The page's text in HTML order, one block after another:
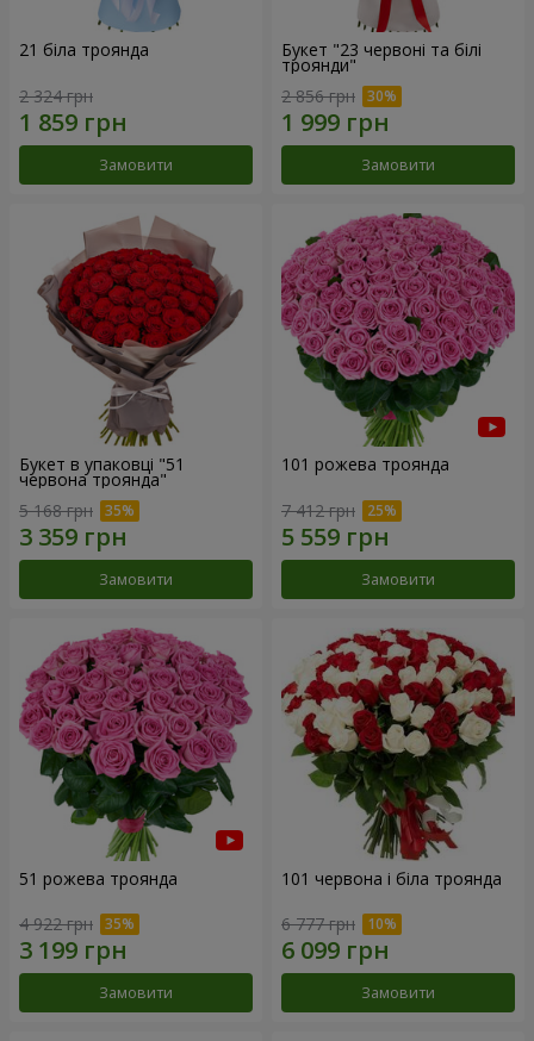
21 біла троянда
2 324 грн
Замовити
Букет "23 червоні та білі
троянди"
2 856 грн
Замовити
Букет в упаковці "51
червона троянда"
5 168 грн
Замовити
101 рожева троянда
7 412 грн
Замовити
51 рожева троянда
4 922 грн
Замовити
101 червона і біла троянда
6 777 грн
Замовити